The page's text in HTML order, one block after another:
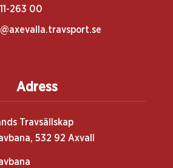
263 00
Adress
Travsällskap
532 92 Axvall